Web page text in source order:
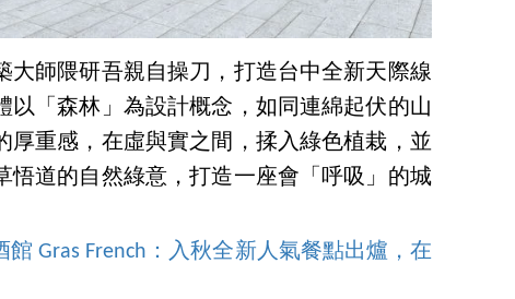
大師隈研吾親自操刀，打造台中全新天際線
以「森林」為設計概念，如同連綿起伏的山
厚重感，在虛與實之間，揉入綠色植栽，並
悟道的自然綠意，打造一座會「呼吸」的城
Gras French：入秋全新人氣餐點出爐，在